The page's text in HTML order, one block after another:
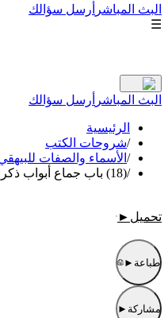
البث المباشر أرسل سؤالك
☰
البث المباشر أرسل سؤالك
الرئيسية
/شروحات الكتب
/ الأسماء والصفات
/(18) باب جماع أبواب ذكر الأسماء التي تتبع نفي التشبيه عن الله تعالى قوله " ومنها العزيز.."
تحميل ►
طباعة ►
مشاركة ►